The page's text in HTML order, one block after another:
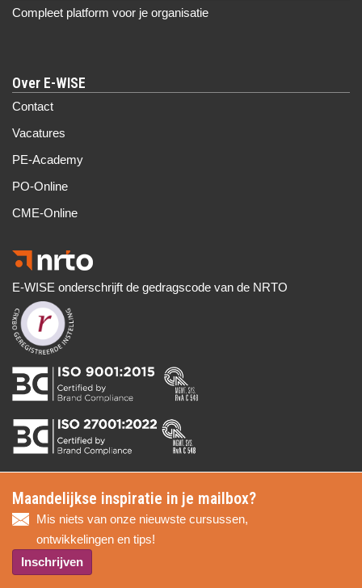
Compleet platform voor je organisatie
Over E-WISE
Contact
Vacatures
PE-Academy
PO-Online
CME-Online
E-WISE onderschrijft de gedragscode van de NRTO
Maandelijkse inspiratie in je mailbox?
Mis niets van onze nieuwste cursussen,
ontwikkelingen en tips!
Inschrijven